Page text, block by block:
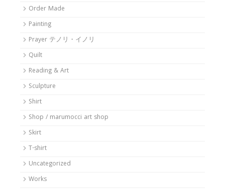
Order Made
Painting
Prayer テノリ・イノリ
Quilt
Reading & Art
Sculpture
Shirt
Shop / marumocci art shop
Skirt
T-shirt
Uncategorized
Works